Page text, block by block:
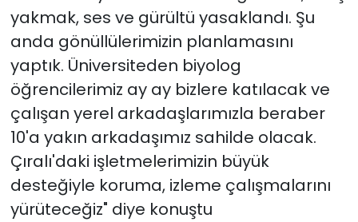
yakmak, ses ve gürültü yasaklandı. Şu
anda gönüllülerimizin planlamasını
yaptık. Üniversiteden biyolog
öğrencilerimiz ay ay bizlere katılacak ve
çalışan yerel arkadaşlarımızla beraber
10'a yakın arkadaşımız sahilde olacak.
Çıralı'daki işletmelerimizin büyük
desteğiyle koruma, izleme çalışmalarını
yürüteceğiz" diye konuştu